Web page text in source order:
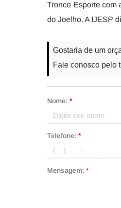
Tronco Esporte com
do Joelho. A IJESP
Gostaria de um
Fale conosco pelo
Nome:*
Telefone:*
Mensagem:*